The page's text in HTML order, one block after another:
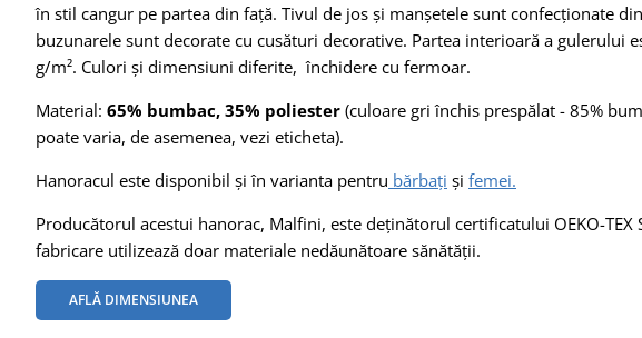
în stil cangur pe partea din față. Tivul de jos și manșetele sunt confecționate
buzunarele sunt decorate cu cusături decorative. Partea interioară a gulerului
g/m². Culori și dimensiuni diferite, închidere cu fermoar.
Material: 65% bumbac, 35% poliester (culoare gri închis prespălat - 85%
poate varia, de asemenea, vezi eticheta).
Hanoracul este disponibil şi în varianta pentru bărbați și femei.
Producătorul acestui hanorac, Malfini, este deținătorul certificatului OEKO-TEX
fabricare utilizează doar materiale nedăunătoare sănătății.
AFLĂ DIMENSIUNEA